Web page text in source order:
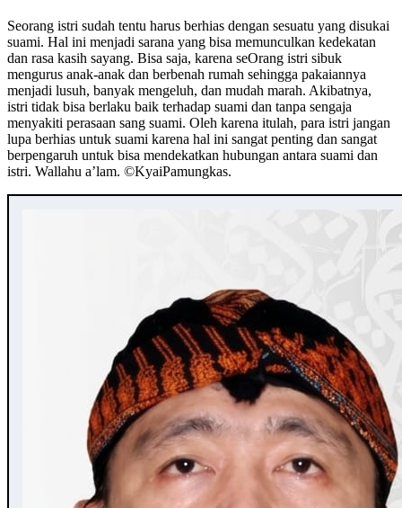
Seorang istri sudah tentu harus berhias dengan sesuatu yang disukai
suami. Hal ini menjadi sarana yang bisa memunculkan kedekatan
dan rasa kasih sayang. Bisa saja, karena seOrang istri sibuk
mengurus anak-anak dan berbenah rumah sehingga pakaiannya
menjadi lusuh, banyak mengeluh, dan mudah marah. Akibatnya,
istri tidak bisa berlaku baik terhadap suami dan tanpa sengaja
menyakiti perasaan sang suami. Oleh karena itulah, para istri jangan
lupa berhias untuk suami karena hal ini sangat penting dan sangat
berpengaruh untuk bisa mendekatkan hubungan antara suami dan
istri. Wallahu a’lam. ©️KyaiPamungkas.